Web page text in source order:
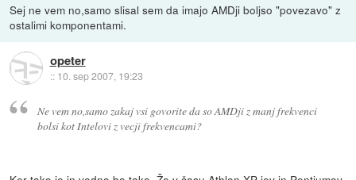
Sej ne vem no,samo slisal sem da imajo AMDji boljso "povezavo" z
ostalimi komponentami.
opeter
:: 10. sep 2007, 19:23
Ne vem no,samo zakaj vsi govorite da so AMDji z manj frekvenci
bolsi kot Intelovi z vecji frekvencami?